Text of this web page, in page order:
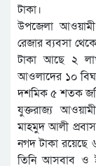
টাকা।
উপজেলা আওয়ামী
রেজার ব্যবসা
টাকা আছে ২
আওলাদের ১০
দশমিক ৫ শতক
যুক্তরাজ্য
মাহমুদ আলী
নগদ টাকা রয়েছে
তিনি আসবাব ও